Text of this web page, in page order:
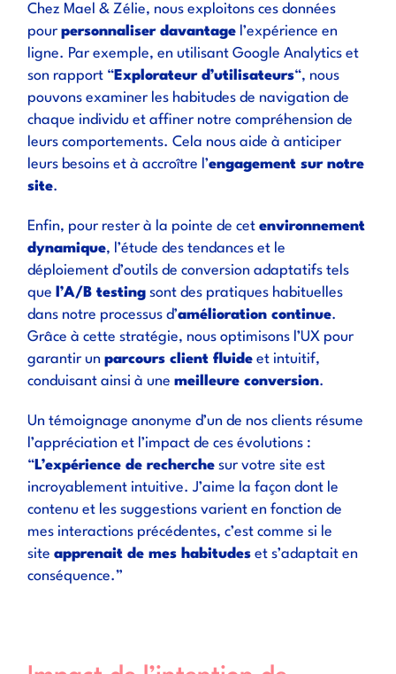
Chez Mael & Zélie, nous exploitons ces données
pourpersonnaliser davantage l’expérience en
ligne. Par exemple, en utilisant Google Analytics et
son rapport “Explorateur d’utilisateurs“, nous
pouvons examiner les habitudes de navigation de
chaque individu et affiner notre compréhension de
leurs comportements. Cela nous aide à anticiper
leurs besoins et à accroître l’engagement sur notre
site.
Enfin, pour rester à la pointe de cetenvironnement
dynamique, l’étude des tendances et le
déploiement d’outils de conversion adaptatifs tels
que l’A/B testing sont des pratiques habituelles
dans notre processus d’amélioration continue.
Grâce à cette stratégie, nous optimisons l’UX pour
garantir unparcours client fluide et intuitif,
conduisant ainsi à unemeilleure conversion.
Un témoignage anonyme d’un de nos clients résume
l’appréciation et l’impact de ces évolutions :
“L’expérience de recherche sur votre site est
incroyablement intuitive. J’aime la façon dont le
contenu et les suggestions varient en fonction de
mes interactions précédentes, c’est comme si le
siteapprenait de mes habitudes et s’adaptait en
conséquence.”